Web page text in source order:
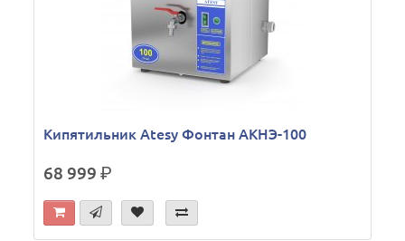
Кипятильник Atesy Фонтан АКНЭ-100
68 999р.